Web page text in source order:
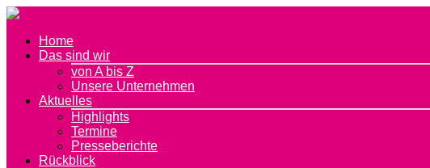
Skip
contentHome
Das sind wir
von A bis Z
Unsere Unternehmen
Aktuelles
Highlights
Termine
Presseberichte
Rückblick